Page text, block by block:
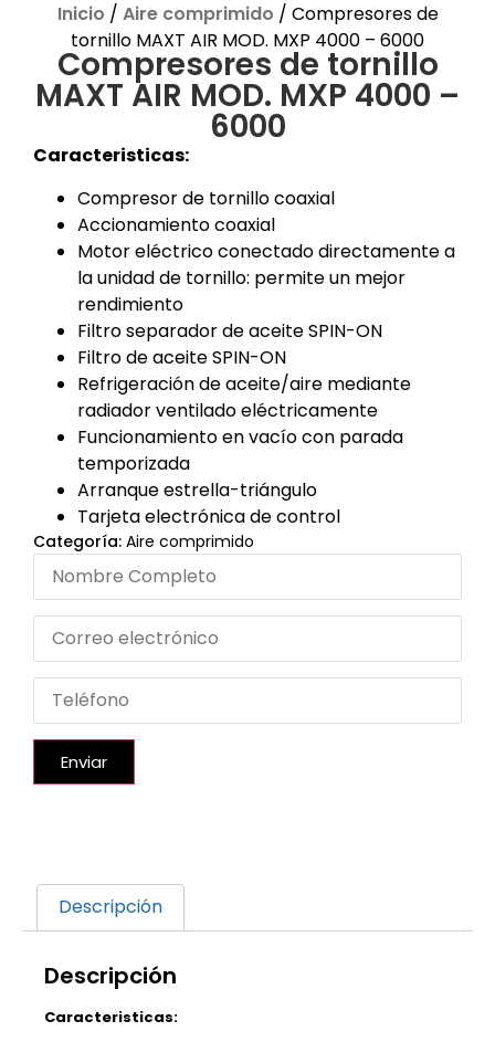
Inicio / Aire comprimido / Compresores de
tornillo MAXT AIR MOD. MXP 4000 – 6000
Compresores de tornillo
MAXT AIR MOD. MXP 4000 –
6000
Caracteristicas:
Compresor de tornillo coaxial
Accionamiento coaxial
Motor eléctrico conectado directamente a
la unidad de tornillo: permite un mejor
rendimiento
Filtro separador de aceite SPIN-ON
Filtro de aceite SPIN-ON
Refrigeración de aceite/aire mediante
radiador ventilado eléctricamente
Funcionamiento en vacío con parada
temporizada
Arranque estrella-triángulo
Tarjeta electrónica de control
Categoría: Aire comprimido
Enviar
Descripción
Descripción
Caracteristicas: